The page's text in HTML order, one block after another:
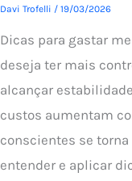
Davi Trofelli / 19/03/2026
Dicas para gastar
deseja ter mais
alcançar
custos aumentam
conscientes se
entender e aplicar